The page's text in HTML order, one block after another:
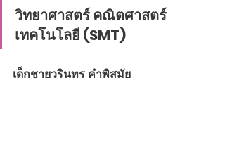
วิทยาศาสตร์ คณิตศาสตร์
เทคโนโลยี (SMT)
เด็กชายวรินทร คำพิสมัย